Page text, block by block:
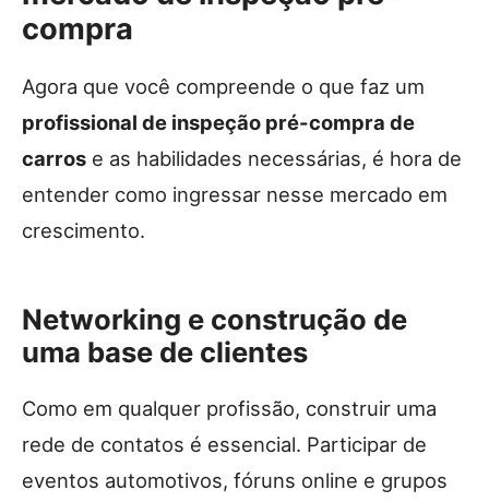
compra
Agora que você compreende o que faz um
profissional de inspeção pré-compra de
carros e as habilidades necessárias, é hora de
entender como ingressar nesse mercado em
crescimento.
Networking e construção de
uma base de clientes
Como em qualquer profissão, construir uma
rede de contatos é essencial. Participar de
eventos automotivos, fóruns online e grupos